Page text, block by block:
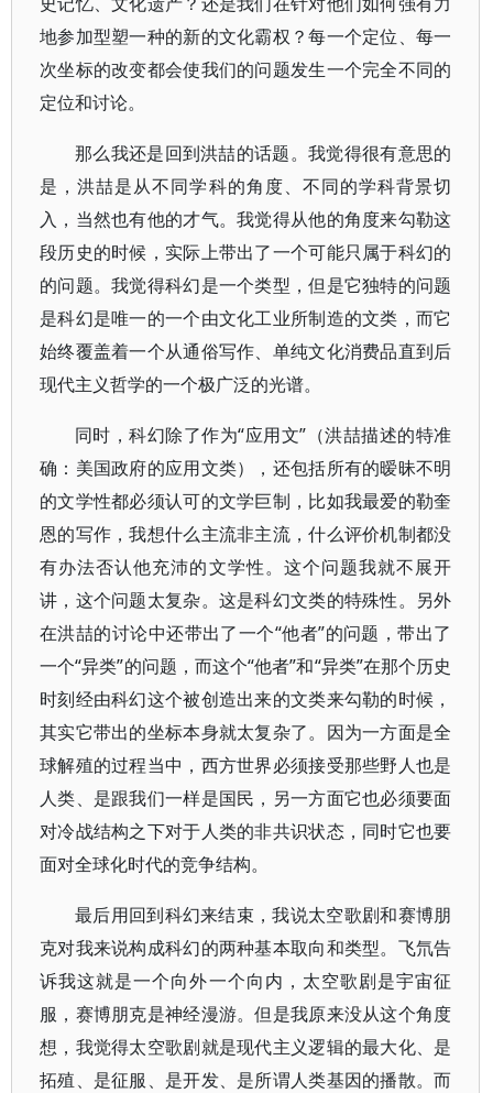
地参加型塑一种的新的文化霸权？每一个定位、每一
次坐标的改变都会使我们的问题发生一个完全不同的
定位和讨论。
那么我还是回到洪喆的话题。我觉得很有意思的
是，洪喆是从不同学科的角度、不同的学科背景切
入，当然也有他的才气。我觉得从他的角度来勾勒这
段历史的时候，实际上带出了一个可能只属于科幻的
的问题。我觉得科幻是一个类型，但是它独特的问题
是科幻是唯一的一个由文化工业所制造的文类，而它
始终覆盖着一个从通俗写作、单纯文化消费品直到后
现代主义哲学的一个极广泛的光谱。
同时，科幻除了作为“应用文”（洪喆描述的特准
确：美国政府的应用文类），还包括所有的暧昧不明
的文学性都必须认可的文学巨制，比如我最爱的勒奎
恩的写作，我想什么主流非主流，什么评价机制都没
有办法否认他充沛的文学性。这个问题我就不展开
讲，这个问题太复杂。这是科幻文类的特殊性。另外
在洪喆的讨论中还带出了一个“他者”的问题，带出了
一个“异类”的问题，而这个“他者”和“异类”在那个历史
时刻经由科幻这个被创造出来的文类来勾勒的时候，
其实它带出的坐标本身就太复杂了。因为一方面是全
球解殖的过程当中，西方世界必须接受那些野人也是
人类、是跟我们一样是国民，另一方面它也必须要面
对冷战结构之下对于人类的非共识状态，同时它也要
面对全球化时代的竞争结构。
最后用回到科幻来结束，我说太空歌剧和赛博朋
克对我来说构成科幻的两种基本取向和类型。飞氘告
诉我这就是一个向外一个向内，太空歌剧是宇宙征
服，赛博朋克是神经漫游。但是我原来没从这个角度
想，我觉得太空歌剧就是现代主义逻辑的最大化、是
拓殖、是征服、是开发、是所谓人类基因的播散。而